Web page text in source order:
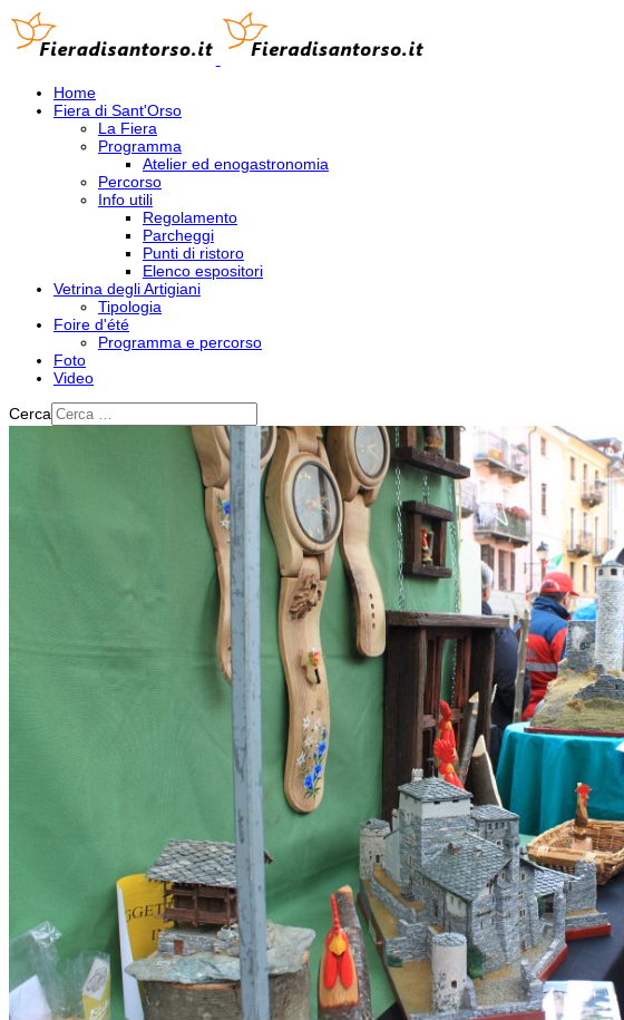
Home
Fiera di Sant'Orso
La Fiera
Programma
Atelier ed enogastronomia
Percorso
Info utili
Regolamento
Parcheggi
Punti di ristoro
Elenco espositori
Vetrina degli Artigiani
Tipologia
Foire d'été
Programma e percorso
Foto
Video
Cerca